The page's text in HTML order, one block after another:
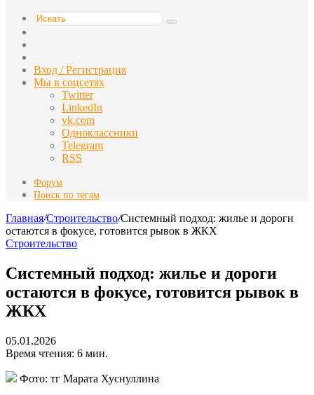
Искать
статья
Вход / Регистрация
Мы в соцсетях
Twitter
LinkedIn
vk.com
Одноклассники
Telegram
RSS
Форум
Поиск по тегам
Главная/Строительство/Системный подход: жилье и дороги
остаются в фокусе, готовится рывок в ЖКХ
Строительство
Системный подход: жилье и дороги
остаются в фокусе, готовится рывок в
ЖКХ
05.01.2026
Время чтения: 6 мин.
Фото: тг Марата Хуснуллина